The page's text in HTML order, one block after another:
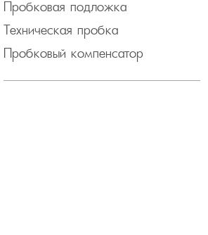
Пробковая подложка
Техническая пробка
Пробковый компенсатор